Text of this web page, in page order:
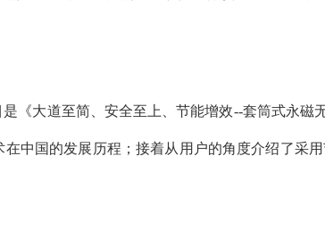
《大道至简、安全至上、节能增效--套筒式永
在中国的发展历程；接着从用户的角度介绍了采